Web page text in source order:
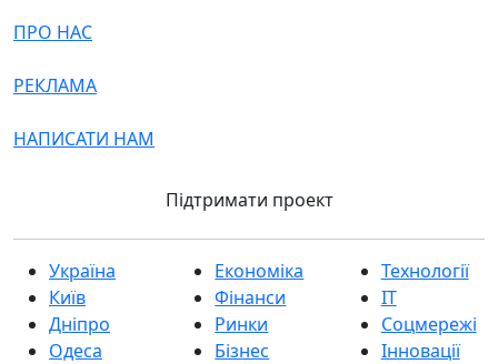
ПРО НАС
РЕКЛАМА
НАПИСАТИ НАМ
Підтримати проект
Україна
Київ
Дніпро
Одеса
Економіка
Фінанси
Ринки
Бізнес
Технології
IT
Соцмережі
Інновації